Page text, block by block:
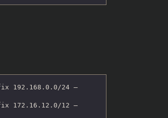
192.168.0.0/24 –
172.16.12.0/12 –